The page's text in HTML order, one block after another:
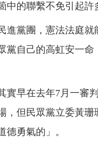
的聯繫不免引起許
黨團，憲法法庭就
黨自己的高虹安一命
實早在去年7月一審
，但民眾黨立委黃珊
勇氣的」。